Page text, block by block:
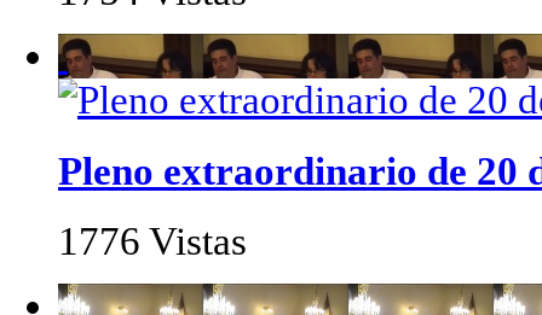
Pleno extraordinario de 20
1776 Vistas